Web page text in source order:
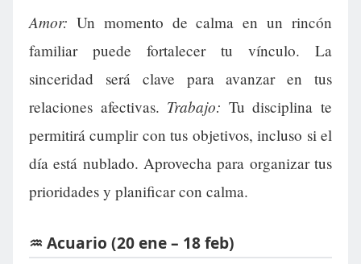
Amor: Un momento de calma en un rincón
familiar puede fortalecer tu vínculo. La
sinceridad será clave para avanzar en tus
relaciones afectivas. Trabajo: Tu disciplina te
permitirá cumplir con tus objetivos, incluso si el
día está nublado. Aprovecha para organizar tus
prioridades y planificar con calma.
♒ Acuario (20 ene – 18 feb)